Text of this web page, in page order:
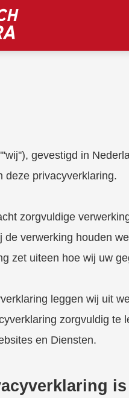
gevestigd in
deze privacyverklaring.
zorgvuldige
de verwerking houden
zet uiteen hoe wij uw
leggen wij uit
zorgvuldig te
en Diensten.